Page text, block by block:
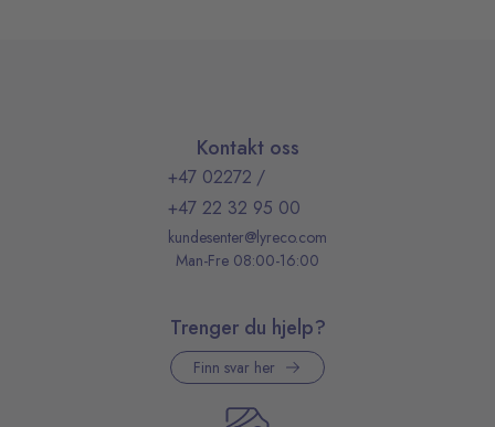
Kontakt oss
+47 02272 /
+47 22 32 95 00
kundesenter@lyreco.com
Man-Fre 08:00-16:00
Trenger du hjelp?
Finn svar her